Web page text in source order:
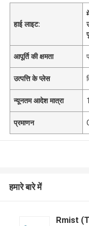
हाई लाइट:
आपूर्ति की क्षमता
उत्पत्ति के प्लेस
न्यूनतम आदेश मात्रा
प्रमाणन
हमारे बारे में
Rmist